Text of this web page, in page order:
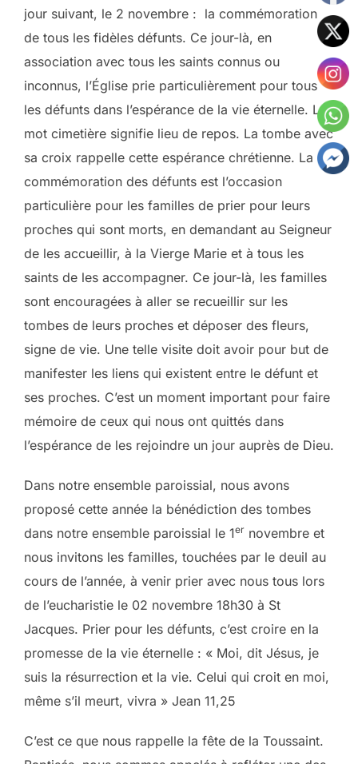
jour suivant, le 2 novembre : la commémoration
de tous les fidèles défunts. Ce jour-là, en
association avec tous les saints connus ou
inconnus, l’Église prie particulièrement pour tous
les défunts dans l’espérance de la vie éternelle. Le
mot cimetière signifie lieu de repos. La tombe avec
sa croix rappelle cette espérance chrétienne. La
commémoration des défunts est l’occasion
particulière pour les familles de prier pour leurs
proches qui sont morts, en demandant au Seigneur
de les accueillir, à la Vierge Marie et à tous les
saints de les accompagner. Ce jour-là, les familles
sont encouragées à aller se recueillir sur les
tombes de leurs proches et déposer des fleurs,
signe de vie. Une telle visite doit avoir pour but de
manifester les liens qui existent entre le défunt et
ses proches. C’est un moment important pour faire
mémoire de ceux qui nous ont quittés dans
l’espérance de les rejoindre un jour auprès de Dieu.
Dans notre ensemble paroissial, nous avons
proposé cette année la bénédiction des tombes
dans notre ensemble paroissial le 1er novembre et
nous invitons les familles, touchées par le deuil au
cours de l’année, à venir prier avec nous tous lors
de l’eucharistie le 02 novembre 18h30 à St
Jacques. Prier pour les défunts, c’est croire en la
promesse de la vie éternelle : « Moi, dit Jésus, je
suis la résurrection et la vie. Celui qui croit en moi,
même s’il meurt, vivra » Jean 11,25
C’est ce que nous rappelle la fête de la Toussaint.